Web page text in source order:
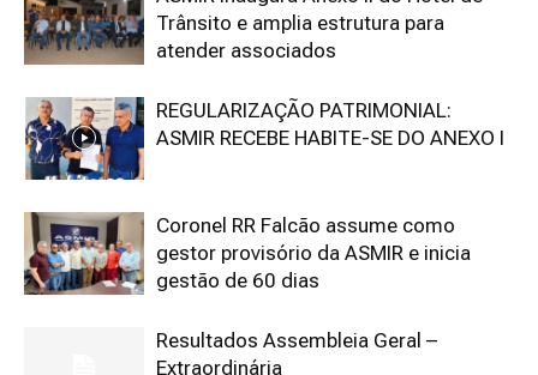
Trânsito e amplia estrutura para
atender associados
REGULARIZAÇÃO PATRIMONIAL:
ASMIR RECEBE HABITE-SE DO ANEXO I
Coronel RR Falcão assume como
gestor provisório da ASMIR e inicia
gestão de 60 dias
Resultados Assembleia Geral –
Extraordinária